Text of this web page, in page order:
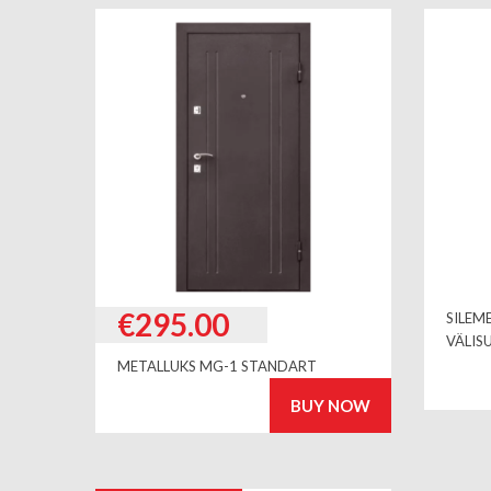
€295.00
METALLUKS MG-1 STANDART
BUY NOW